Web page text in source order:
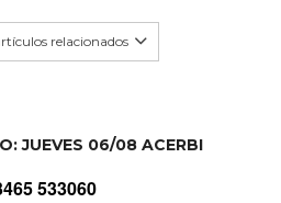
relacionados
JUEVES 06/08 ACERBI
533060